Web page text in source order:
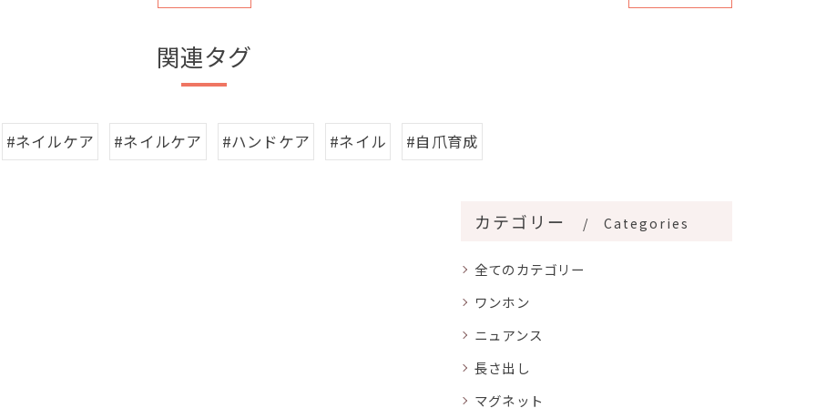
関連タグ
#ネイルケア #ネイルケア #ハンドケア #ネイル #自爪育成
カテゴリー Categories
全てのカテゴリー
ワンホン
ニュアンス
長さ出し
マグネット